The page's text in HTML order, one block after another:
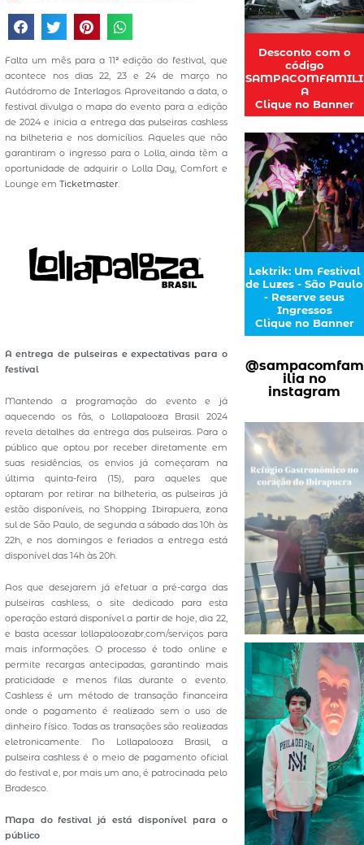
Falta um mês para a 11ª edição do festival, que
acontece nos dias 22, 23 e 24 de março no
Autódromo de Interlagos. Aproveitando a data, o
festival divulga o mapa do evento para a edição
de 2024 e inicia a entrega das pulseiras cashless
na bilheteria e nos domicílios. Aqueles que não
garantiram o ingresso para o Lolla, ainda têm a
oportunidade de adquirir o Lolla Day, Comfort e
Lounge em Ticketmaster.
A entrega de pulseiras e expectativas para o
festival
Mantendo a programação do evento e já
aquecendo os fãs, o Lollapalooza Brasil 2024
revela detalhes da entrega das pulseiras. Para o
público que optou por receber diretamente em
suas residências, os envios já começaram na
última quinta-feira (15), para aqueles que
optaram por retirar na bilheteria, as pulseiras já
estão disponíveis, no Shopping Ibirapuera, zona
sul de São Paulo, de segunda a sábado das 10h às
22h, e nos domingos e feriados a entrega está
disponível das 14h às 20h.
Aos que desejarem já efetuar a pré-carga das
pulseiras cashless, o site dedicado para esta
operação estará disponível a partir de hoje, dia 22,
e basta acessar lollapaloozabr܂com/serviços para
mais informações. O processo é todo online e
permite recargas antecipadas, garantindo mais
praticidade e menos filas durante o evento.
Cashless é um método de transação financeira
onde o pagamento é realizado sem o uso de
dinheiro físico. Todas as transações são realizadas
eletronicamente. No Lollapalooza Brasil, a
pulseira cashless é o meio de pagamento oficial
do festival e, por mais um ano, é patrocinada pelo
Bradesco.
Mapa do festival já está disponível para o
público
Desconto com o
código
SAMPACOMFAMILI
A
Clique no Banner
Lektrik: Um Festival
de Luzes - São Paulo
- Reserve seus
Ingressos
Clique no Banner
@sampacomfam
ilia no
instagram